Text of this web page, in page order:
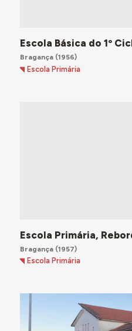
Escola Básica do 1º
Bragança(1956)
Escola Primária
Escola Primária,
Bragança(1957)
Escola Primária